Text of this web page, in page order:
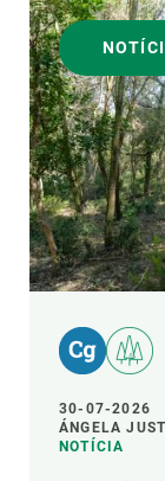
30-07-2026
ÁNGELA
NOTÍCIA